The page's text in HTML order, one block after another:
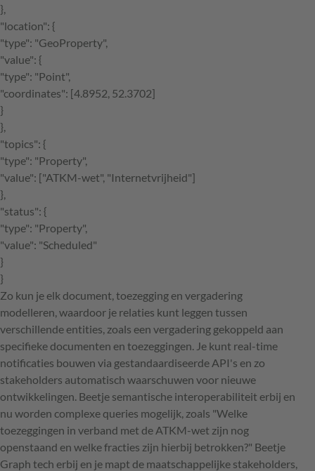
},
"location": {
"type": "GeoProperty",
"value": {
"type": "Point",
"coordinates": [4.8952, 52.3702]
}
},
"topics": {
"type": "Property",
"value": ["ATKM-wet", "Internetvrijheid"]
},
"status": {
"type": "Property",
"value": "Scheduled"
}
}
Zo kun je elk document, toezegging en vergadering
modelleren, waardoor je relaties kunt leggen tussen
verschillende entities, zoals een vergadering gekoppeld aan
specifieke documenten en toezeggingen. Je kunt real-time
notificaties bouwen via gestandaardiseerde API's en zo
stakeholders automatisch waarschuwen voor nieuwe
ontwikkelingen. Beetje semantische interoperabiliteit erbij en
nu worden complexe queries mogelijk, zoals "Welke
toezeggingen in verband met de ATKM-wet zijn nog
openstaand en welke fracties zijn hierbij betrokken?" Beetje
Graph tech erbij en je mapt de maatschappelijke stakeholders,